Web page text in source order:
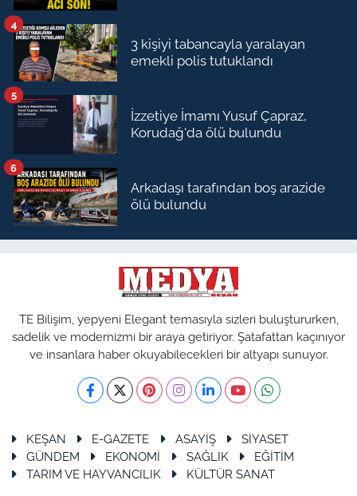
3 kişiyi tabancayla yaralayan
emekli polis tutuklandı
4
İzzetiye İmamı Yusuf Çapraz,
Korudağ'da ölü bulundu
5
Arkadaşı tarafından boş arazide
ölü bulundu
6
TE Bilişim, yepyeni Elegant temasıyla sizleri buluştururken,
sadelik ve modernizmi bir araya getiriyor. Şatafattan kaçınıyor
ve insanlara haber okuyabilecekleri bir altyapı sunuyor.
KEŞAN E-GAZETE ASAYİŞ
SİYASET
GÜNDEM
EKONOMİ SAĞLIK
EĞİTİM
TARIM VE HAYVANCILIK
KÜLTÜR SANAT